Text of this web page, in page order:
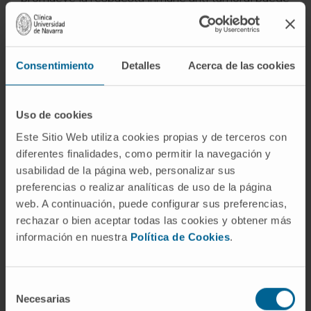
Consentimiento Detalles Acerca de las cookies
Uso de cookies
Este Sitio Web utiliza cookies propias y de terceros con
diferentes finalidades, como permitir la navegación y
usabilidad de la página web, personalizar sus
preferencias o realizar analíticas de uso de la página
web. A continuación, puede configurar sus preferencias,
rechazar o bien aceptar todas las cookies y obtener más
información en nuestra Política de Cookies.
Necesarias
ayudarnos a diseñar estrategias para incrementar
la eficacia del tratamiento con anticuerpos
predigan qué pacientes se beneficiarán del
tratamiento. Nuestro trabajo sugiere que estas
células dendríticas dependientes de Batf3
anti-tumoral".
El resultado es el fruto de la experiencia del CNIC
y de la Universidad de Navarra en los
mecanismos de presentación antigénica y en
inmunoterapia del cáncer, respectivamente.
Aplicación clínica
Los investigadores del CIMA y de la Clínica